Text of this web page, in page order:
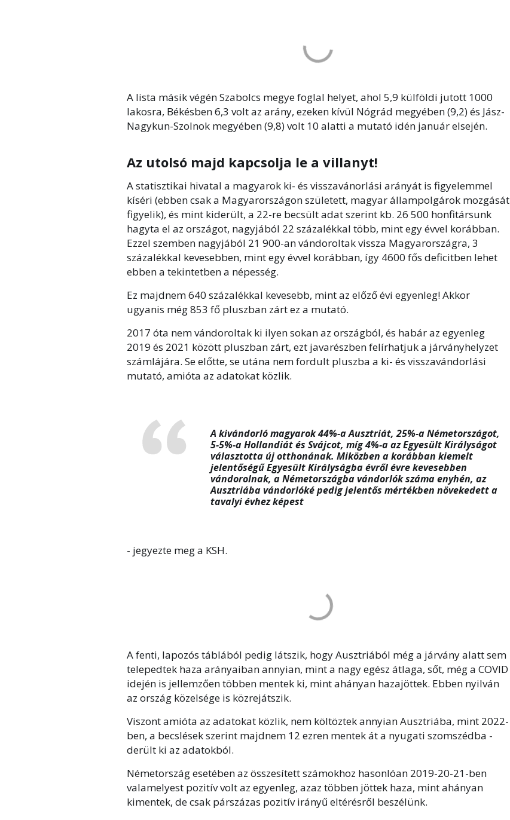
A lista másik végén Szabolcs megye foglal helyet, ahol 5,9 külföldi jutott 1000
lakosra, Békésben 6,3 volt az arány, ezeken kívül Nógrád megyében (9,2) és Jász-
Nagykun-Szolnok megyében (9,8) volt 10 alatti a mutató idén január elsején.
Az utolsó majd kapcsolja le a villanyt!
A statisztikai hivatal a magyarok ki- és visszavánorlási arányát is figyelemmel
kíséri (ebben csak a Magyarországon született, magyar állampolgárok mozgását
figyelik), és mint kiderült, a 22-re becsült adat szerint kb. 26 500 honfitársunk
hagyta el az országot, nagyjából 22 százalékkal több, mint egy évvel korábban.
Ezzel szemben nagyjából 21 900-an vándoroltak vissza Magyarországra, 3
százalékkal kevesebben, mint egy évvel korábban, így 4600 fős deficitben lehet
ebben a tekintetben a népesség.
Ez majdnem 640 százalékkal kevesebb, mint az előző évi egyenleg! Akkor
ugyanis még 853 fő pluszban zárt ez a mutató.
2017 óta nem vándoroltak ki ilyen sokan az országból, és habár az egyenleg
2019 és 2021 között pluszban zárt, ezt javarészben felírhatjuk a járványhelyzet
számlájára. Se előtte, se utána nem fordult pluszba a ki- és visszavándorlási
mutató, amióta az adatokat közlik.
A kivándorló magyarok 44%-a Ausztriát, 25%-a Németországot,
5-5%-a Hollandiát és Svájcot, míg 4%-a az Egyesült Királyságot
választotta új otthonának. Miközben a korábban kiemelt
jelentőségű Egyesült Királyságba évről évre kevesebben
vándorolnak, a Németországba vándorlók száma enyhén, az
Ausztriába vándorlóké pedig jelentős mértékben növekedett a
tavalyi évhez képest
- jegyezte meg a KSH.
A fenti, lapozós táblából pedig látszik, hogy Ausztriából még a járvány alatt sem
telepedtek haza arányaiban annyian, mint a nagy egész átlaga, sőt, még a COVID
idején is jellemzően többen mentek ki, mint ahányan hazajöttek. Ebben nyilván
az ország közelsége is közrejátszik.
Viszont amióta az adatokat közlik, nem költöztek annyian Ausztriába, mint 2022-
ben, a becslések szerint majdnem 12 ezren mentek át a nyugati szomszédba -
derült ki az adatokból.
Németország esetében az összesített számokhoz hasonlóan 2019-20-21-ben
valamelyest pozitív volt az egyenleg, azaz többen jöttek haza, mint ahányan
kimentek, de csak párszázas pozitív irányű eltérésről beszélünk.